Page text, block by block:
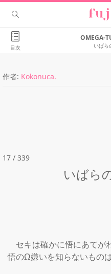
目次
OMEGA-
いば
作者: Kokonuca.
17 / 339
いばら
セキは確かに悟にあてが
悟のΩ嫌いを知らないものは